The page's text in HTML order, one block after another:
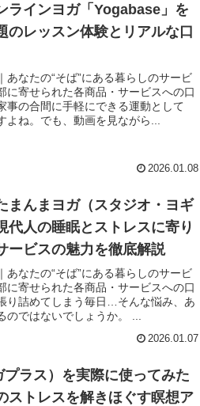
ラインヨガ「Yogabase」を
のレッスン体験とリアルな口
なたの“そば”にある暮らしのサービ
に寄せられた各商品・サービスへの口
事の合間に手軽にできる運動として
よね。でも、動画を見ながら...
2026.01.08
まんまヨガ（スタジオ・ヨギ
代人の睡眠とストレスに寄り
ービスの魅力を徹底解説
なたの“そば”にある暮らしのサービ
に寄せられた各商品・サービスへの口
り詰めてしまう毎日…そんな悩み、あ
のではないでしょうか。 ...
2026.01.07
ラス）を実際に使ってみた
ストレスを解きほぐす瞑想ア